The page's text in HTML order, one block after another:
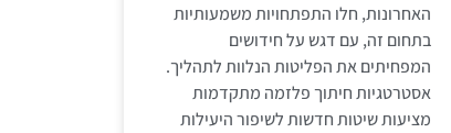
האחרונות, חלו התפתחויות משמעותיות
בתחום זה, עם דגש על חידושים
המפחיתים את הפליטות הנלוות לתהליך.
אסטרטגיות חיתוך פלזמה מתקדמות
מציעות שיטות חדשות לשיפור היעילות